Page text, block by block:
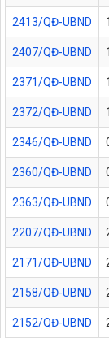
2413/QĐ-UBND
2407/QĐ-UBND
2371/QĐ-UBND
2372/QĐ-UBND
2346/QĐ-UBND
2360/QĐ-UBND
2363/QĐ-UBND
2207/QĐ-UBND
2171/QĐ-UBND
2158/QĐ-UBND
2152/QĐ-UBND